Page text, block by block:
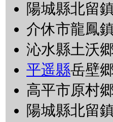
陽城縣北留
介休市龍鳳
沁水縣土沃
平遥縣岳壁
高平市原村
陽城縣北留